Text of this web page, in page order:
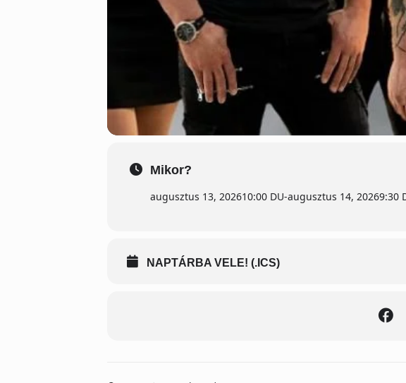
Mikor?
augusztus 13, 202610:00 DU-augusztus 14, 20269:30
NAPTÁRBA VELE! (.ICS)